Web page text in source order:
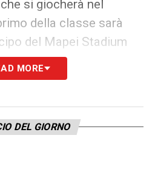
si giocherà nel
della classe sarà
del Mapei Stadium
una gara insidiosa,
in casa la SPAL
la pericolante Virtus
MORE
DEL GIORNO